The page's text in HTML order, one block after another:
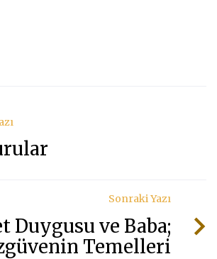
Sonraki Yazı
Duygusu ve Baba;
Temelleri